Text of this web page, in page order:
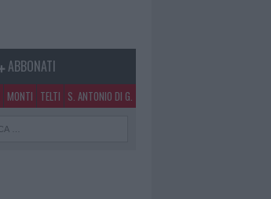
ABBONATI
MONTI TELTI S. ANTONIO DI G.